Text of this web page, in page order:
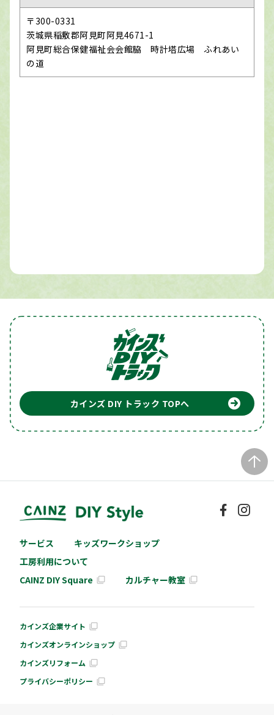
〒300-0331
茨城県稲敷郡阿見町阿見4671-1
阿見町総合保健福祉会会館脇 時計塔広場 ふれあい
の道
カインズ DIY トラック TOPへ
サービス
キッズワークショップ
工房利用について
CAINZ DIY Square
カルチャー教室
カインズ企業サイト
カインズオンラインショップ
カインズリフォーム
プライバシーポリシー